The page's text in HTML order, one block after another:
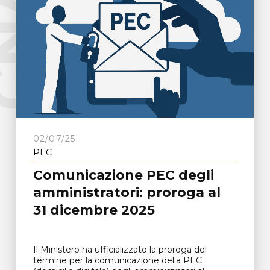
02/07/25
PEC
Comunicazione PEC degli
amministratori: proroga al
31 dicembre 2025
Il Ministero ha ufficializzato la proroga del
termine per la comunicazione della PEC